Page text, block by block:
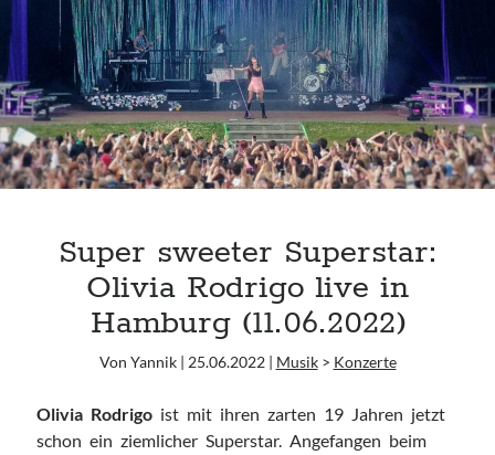
Linksammlung
12.06. Oimara + Alexander Eder
Ausgewählte Lieblinge <3
Daughter
HÆLOS
Super sweeter Superstar:
Olivia Rodrigo live in
Hamburg (11.06.2022)
Von Yannik | 25.06.2022 | Musik> Konzerte
Olivia Rodrigo ist mit ihren zarten 19 Jahren jetzt
schon ein ziemlicher Superstar. Angefangen beim